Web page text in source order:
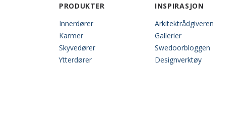
PRODUKTER
Innerdører
Karmer
Skyvedører
Ytterdører
INSPIRASJON
Arkitektrådgiveren
Gallerier
Swedoorbloggen
Designverktøy